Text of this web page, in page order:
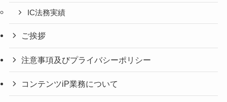
IC法務実績
ご挨拶
注意事項及びプライバシーポリシー
コンテンツiP業務について